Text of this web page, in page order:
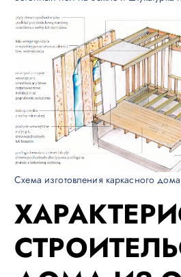
Схема изготовления каркасного